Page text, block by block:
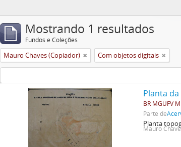
Mostrando 1 resultados
Fundos e Coleções
Mauro Chaves (Copiador) Com objetos digitais
Planta
BR MGUFV
Parte de
Planta
Mauro